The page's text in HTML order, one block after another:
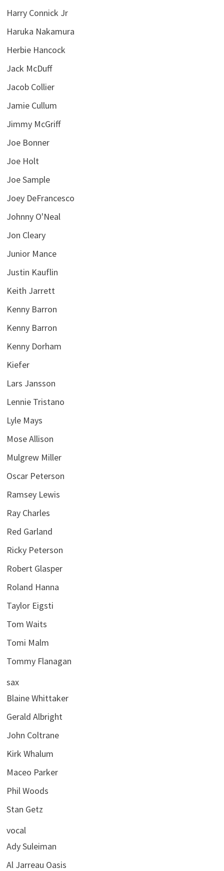
Harry Connick Jr
Haruka Nakamura
Herbie Hancock
Jack McDuff
Jacob Collier
Jamie Cullum
Jimmy McGriff
Joe Bonner
Joe Holt
Joe Sample
Joey DeFrancesco
Johnny O'Neal
Jon Cleary
Junior Mance
Justin Kauflin
Keith Jarrett
Kenny Barron
Kenny Barron
Kenny Dorham
Kiefer
Lars Jansson
Lennie Tristano
Lyle Mays
Mose Allison
Mulgrew Miller
Oscar Peterson
Ramsey Lewis
Ray Charles
Red Garland
Ricky Peterson
Robert Glasper
Roland Hanna
Taylor Eigsti
Tom Waits
Tomi Malm
Tommy Flanagan
sax
Blaine Whittaker
Gerald Albright
John Coltrane
Kirk Whalum
Maceo Parker
Phil Woods
Stan Getz
vocal
Ady Suleiman
Al Jarreau Oasis